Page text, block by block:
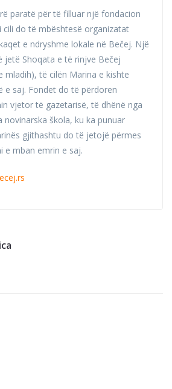
paratë për të filluar një fondacion
cili do të mbështesë organizatat
e ndryshme lokale në Bečej. Një
jetë Shoqata e të rinjve Bečej
mladih), të cilën Marina e kishte
e saj. Fondet do të përdoren
vjetor të gazetarisë, të dhënë nga
novinarska škola, ku ka punuar
gjithashtu do të jetojë përmes
e mban emrin e saj.